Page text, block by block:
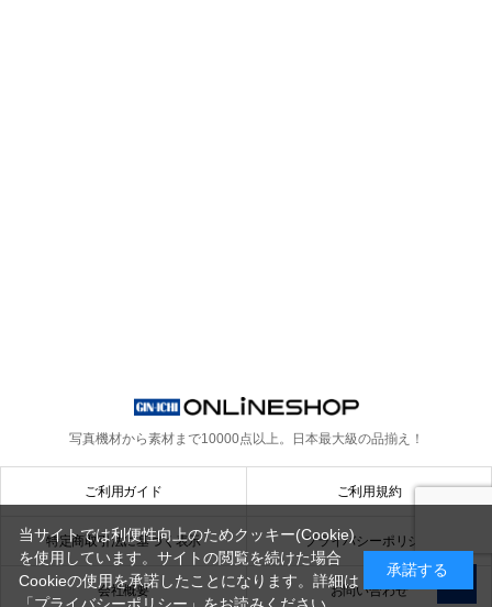
写真機材から素材まで10000点以上。 日本最大級の品揃え！
ご利用ガイド ご利用規約
特定商取引法に基づく表示 プライバシーポリシー
会社概要 お問い合わせ
当サイトでは利便性向上のためクッキー(Cookie)
を使用しています。サイトの閲覧を続けた場合
Cookieの使用を承諾したことになります。詳細は
承諾する